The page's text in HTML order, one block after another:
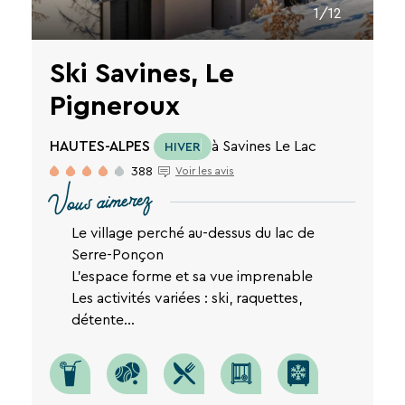
1/12
Ski Savines, Le
Pigneroux
HAUTES-ALPES HIVER à Savines Le Lac
388 Voir les avis
Vous aimerez
Le village perché au-dessus du lac de
Serre-Ponçon
L'espace forme et sa vue imprenable
Les activités variées : ski, raquettes,
détente...
de
notre
web.